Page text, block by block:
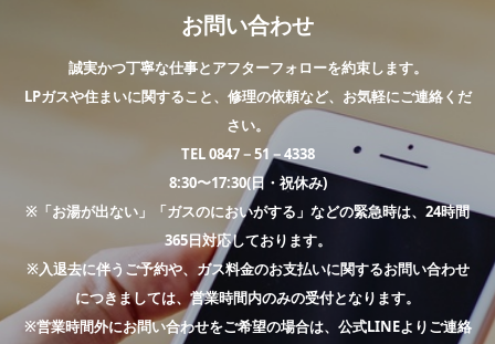
お問い合わせ
誠実かつ丁寧な仕事とアフターフォローを約束します。
LPガスや住まいに関すること、修理の依頼など、お気軽にご連絡くだ
さい。
TEL 0847－51－4338
8:30〜17:30(日・祝休み)
※「お湯が出ない」「ガスのにおいがする」などの緊急時は、24時間
365日対応しております。
※入退去に伴うご予約や、ガス料金のお支払いに関するお問い合わせ
につきましては、営業時間内のみの受付となります。
※営業時間外にお問い合わせをご希望の場合は、公式LINEよりご連絡